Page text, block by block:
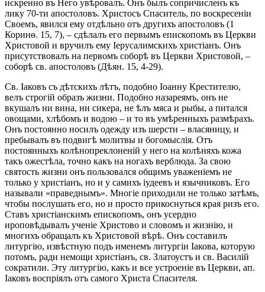
искренно въ Него увѣровалъ. Онъ былъ сопричисленъ къ
лику 70-ти апостоловъ. Христосъ Спаситель, по воскресеніи
Своемъ, явился ему отдѣльно отъ другихъ апостоловъ (1
Коринѳ. 15, 7), – сдѣлалъ его первымъ епископомъ въ Церкви
Христовой и вручилъ ему Іерусалимскихъ христіанъ. Онъ
присутствовалъ на первомъ соборѣ въ Церкви Христовой, –
соборѣ св. апостоловъ (Дѣян. 15, 4-29).
Св. Іаковъ съ дѣтскихъ лѣтъ, подобно Іоанну Крестителю,
велъ строгій образъ жизни. Подобно назареямъ, онъ не
вкушалъ ни вина, ни сикера, не ѣлъ мяса и рыбы, а питался
овощами, хлѣбомъ и водою – и то въ умѣренныхъ размѣрахъ.
Онъ постоянно носилъ одежду изъ шерсти – власяницу, и
пребывалъ въ подвигѣ молитвы и богомыслія. Отъ
постоянныхъ колѣнопреклоненій у него на колѣняхъ кожа
такъ ожестѣла, точно какъ на ногахъ верблюда. За свою
святость жизни онъ пользовался общимъ уваженіемъ не
только у христіанъ, но и у самихъ іудеевъ и язычниковъ. Его
называли «праведнымъ». Многіе приходили не только затѣмъ,
чтобы послушать его, но и просто прикоснуться края ризъ его.
Ставъ христіанскимъ епископомъ, онъ усердно
ироповѣдывалъ ученіе Христово и словомъ и жизнію, и
многихъ обращалъ къ Христовой вѣрѣ. Онъ составилъ
литургію, извѣстную подъ именемъ литургіи Іакова, которую
потомъ, ради немощи христіанъ, св. Златоустъ и св. Василій
сократили. Эту литургію, какъ и все устроеніе въ Церкви, ап.
Іаковъ воспріялъ отъ самого Христа Спасителя.